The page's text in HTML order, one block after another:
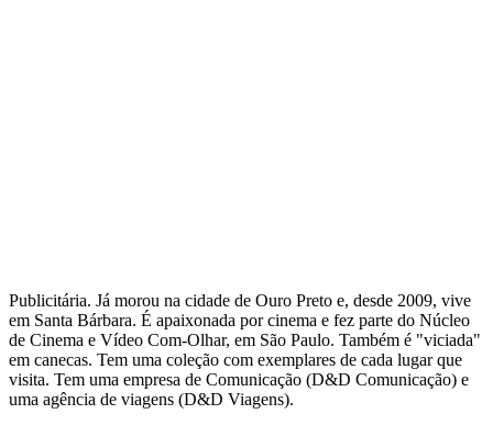
Publicitária. Já morou na cidade de Ouro Preto e, desde 2009, vive
em Santa Bárbara. É apaixonada por cinema e fez parte do Núcleo
de Cinema e Vídeo Com-Olhar, em São Paulo. Também é "viciada"
em canecas. Tem uma coleção com exemplares de cada lugar que
visita. Tem uma empresa de Comunicação (D&D Comunicação) e
uma agência de viagens (D&D Viagens).